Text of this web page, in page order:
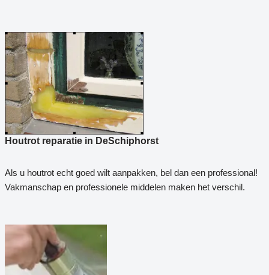
Houtrot reparatie in DeSchiphorst
Als u houtrot echt goed wilt aanpakken, bel dan een professional!
Vakmanschap en professionele middelen maken het verschil.